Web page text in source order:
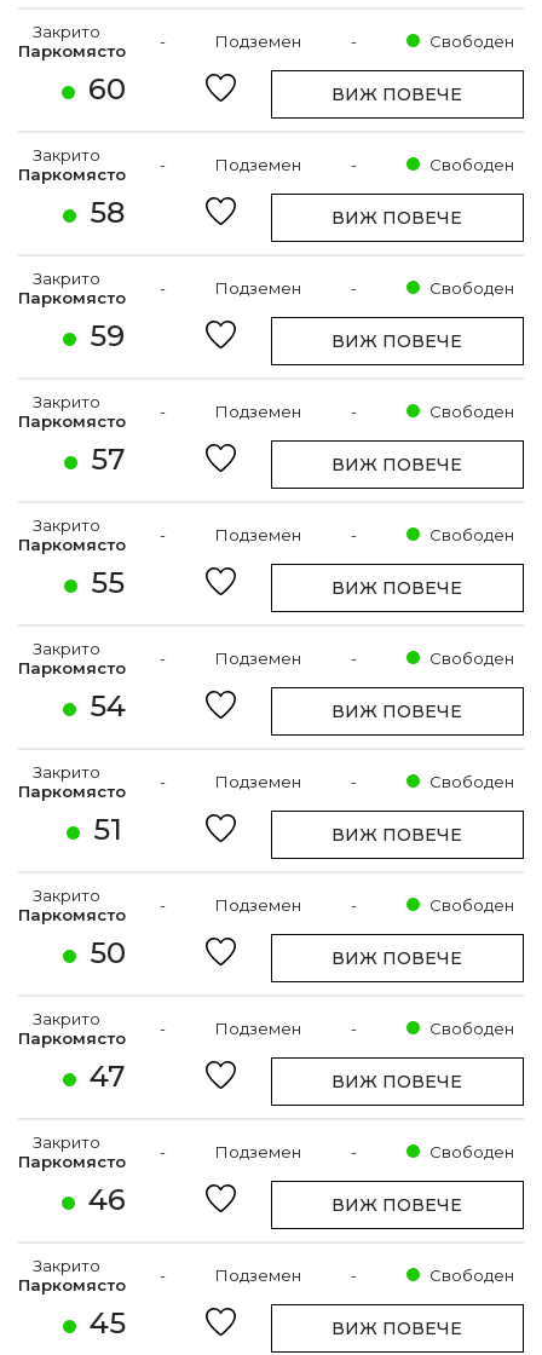
60
Закрито
Паркомясто
- Подземен - Свободен
ВИЖ ПОВЕЧЕ
58
Закрито
Паркомясто
- Подземен - Свободен
ВИЖ ПОВЕЧЕ
59
Закрито
Паркомясто
- Подземен - Свободен
ВИЖ ПОВЕЧЕ
57
Закрито
Паркомясто
- Подземен - Свободен
ВИЖ ПОВЕЧЕ
55
Закрито
Паркомясто
- Подземен - Свободен
ВИЖ ПОВЕЧЕ
54
Закрито
Паркомясто
- Подземен - Свободен
ВИЖ ПОВЕЧЕ
51
Закрито
Паркомясто
- Подземен - Свободен
ВИЖ ПОВЕЧЕ
50
Закрито
Паркомясто
- Подземен - Свободен
ВИЖ ПОВЕЧЕ
47
Закрито
Паркомясто
- Подземен - Свободен
ВИЖ ПОВЕЧЕ
46
Закрито
Паркомясто
- Подземен - Свободен
ВИЖ ПОВЕЧЕ
45
Закрито
Паркомясто
- Подземен - Свободен
ВИЖ ПОВЕЧЕ